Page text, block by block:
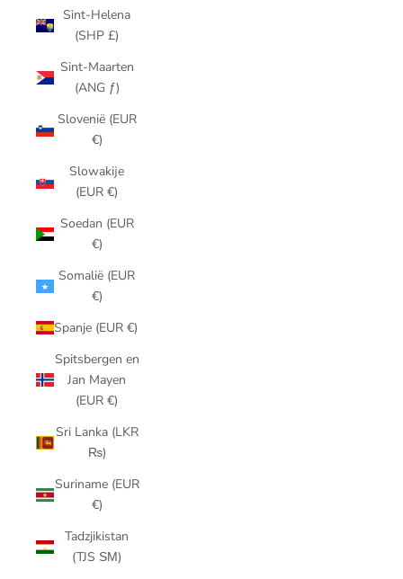
Sint-Helena
(SHP £)
Sint-Maarten
(ANG ƒ)
Slovenië (EUR
€)
Slowakije
(EUR €)
Soedan (EUR
€)
Somalië (EUR
€)
Spanje (EUR €)
Spitsbergen en
Jan Mayen
(EUR €)
Sri Lanka (LKR
₨)
Suriname (EUR
€)
Tadzjikistan
(TJS ЅМ)